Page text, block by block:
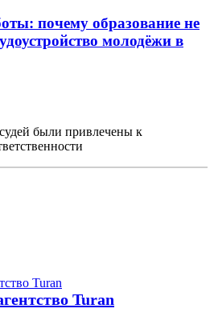
почему образование не
молодёжи в
были привлечены к
Turan